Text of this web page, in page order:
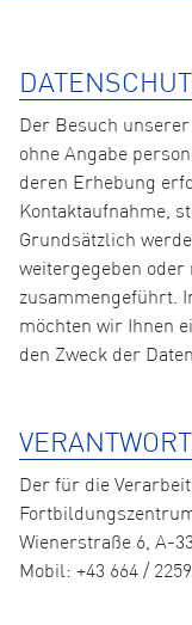
Der Besuch
ohne Angabe
deren Erhebung
Kontaktaufnahme,
Grundsätzlich
weitergegeben
zusammengeführt.
möchten wir Ihnen
den Zweck der
Der für die
Wienerstraße 6, A-
Mobil: +43 664 /